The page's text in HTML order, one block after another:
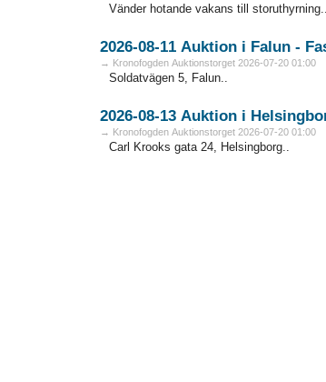
Vänder hotande vakans till storuthyrning...
→ Kronofogden Auktionstorget 2026-07-20 01:00
Soldatvägen 5, Falun..
→ Kronofogden Auktionstorget 2026-07-20 01:00
Carl Krooks gata 24, Helsingborg..